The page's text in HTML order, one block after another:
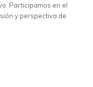
Participamos en el
y perspectiva de